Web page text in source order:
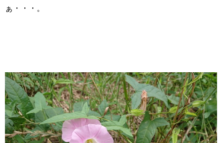
ぁ・・・。